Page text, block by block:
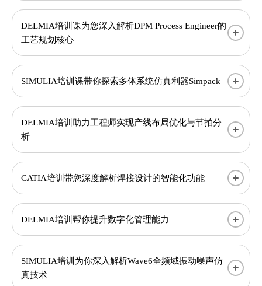
DELMIA培训课为您深入解析DPM Process Engineer的
工艺规划核心
SIMULIA培训课带你探索多体系统仿真利器Simpack
DELMIA培训助力工程师实现产线布局优化与节拍分
析
CATIA培训带您深度解析焊接设计的智能化功能
DELMIA培训帮你提升数字化管理能力
SIMULIA培训为你深入解析Wave6全频域振动噪声仿
真技术